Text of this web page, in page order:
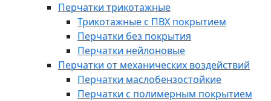
Перчатки трикотажные
Трикотажные с ПВХ покрытием
Перчатки без покрытия
Перчатки нейлоновые
Перчатки от механических воздействий
Перчатки маслобензостойкие
Перчатки с полимерным покрытием